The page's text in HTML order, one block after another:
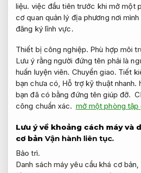
liệu. việc đầu tiên trước khi mở một
cơ quan quản lý địa phương nơi
đăng ký lĩnh vực.
Thiết bị công nghiệp. Phù hợp môi
Lưu ý rằng người đứng tên phải là
huấn luyện viên. Chuyển giao. Tiết
bạn chưa có, Hỗ trợ kỹ thuật nhanh.
bạn đã có bằng đứng tên giúp đỡ.
công chuẩn xác. mở một phòng
Lưu ý về khoảng cách máy và
cơ bản Vận hành liên tục.
Bảo trì.
Danh sách máy yêu cầu khá cơ bản,